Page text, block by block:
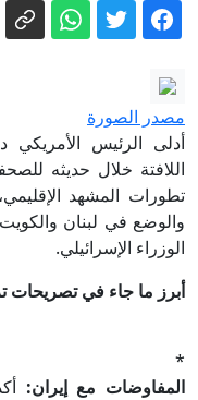
مصدر الصورة
أدلى الرئيس الأمريكي
اللافتة خلال حديثه
تطورات المشهد
والوضع في لبنان
الوزراء الإسرائيلي.
أبرز ما جاء في تصريحات
*
المفاوضات مع إيران: